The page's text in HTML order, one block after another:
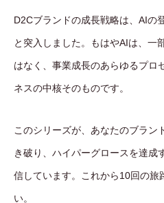
D2Cブランドの成長戦略は、AIの
と突入しました。もはやAIは、一
はなく、事業成長のあらゆるプロ
ネスの中核そのものです。
このシリーズが、あなたのブラン
き破り、ハイパーグロースを達成
信しています。これから10回の旅
い。